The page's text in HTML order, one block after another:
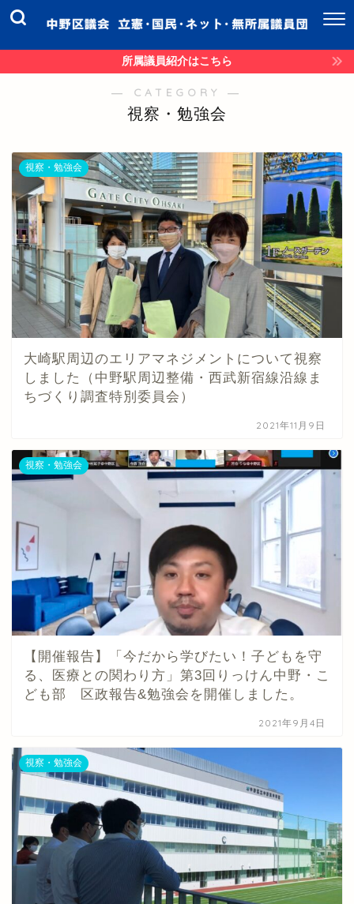
所属議員紹介はこちら
― CATEGORY ―
視察・勉強会
視察・勉強会
大崎駅周辺のエリアマネジメントについて視察
しました（中野駅周辺整備・西武新宿線沿線ま
ちづくり調査特別委員会）
2021年11月9日
視察・勉強会
【開催報告】「今だから学びたい！子どもを守
る、医療との関わり方」第3回りっけん中野・こ
ども部 区政報告&勉強会を開催しました。
2021年9月4日
視察・勉強会